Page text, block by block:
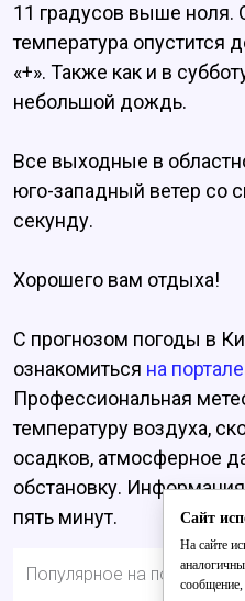
11 градусов выше ноля.
температура опустится
«+». Также как и в
небольшой дождь.
Все выходные в
юго-западный ветер со
секунду.
Хорошего вам отдыха!
С прогнозом погоды в
ознакомиться на
Профессиональная
температуру воздуха,
осадков, атмосферное
обстановку.
пять минут.
Популярное на портале
Сайт
На сайте
сообщение,